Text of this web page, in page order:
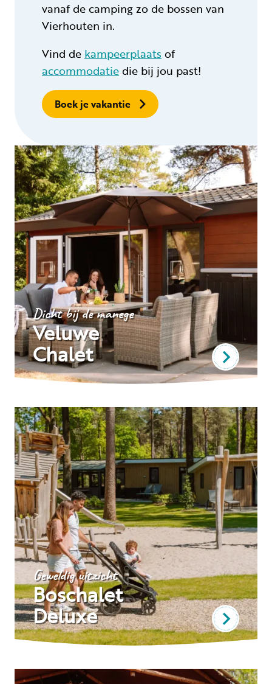
Dicht bij de manege
Veluwe
Chalet
Geweldig uitzicht
Boschalet
Deluxe
vanaf de camping zo de bossen van
Vierhouten in.
Vind de kampeerplaats of
accommodatiedie bij jou past!
Boek je vakantie